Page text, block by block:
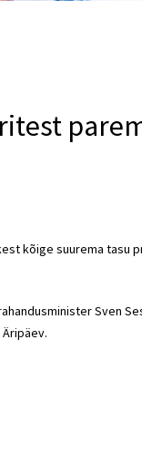
kõige suurema tasu
Sven